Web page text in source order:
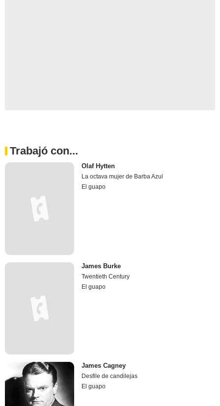
Trabajó con...
Olaf Hytten
La octava mujer de Barba Azul
El guapo
James Burke
Twentieth Century
El guapo
James Cagney
Desfile de candilejas
El guapo